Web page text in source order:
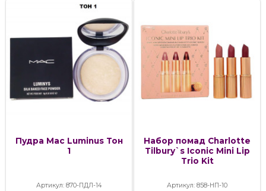
Пудра Mac Luminus Тон
1
Артикул: 870-ПДЛ-14
Набор помад Charlotte
Tilbury`s Iconic Mini Lip
Trio Kit
Артикул: 858-НП-10